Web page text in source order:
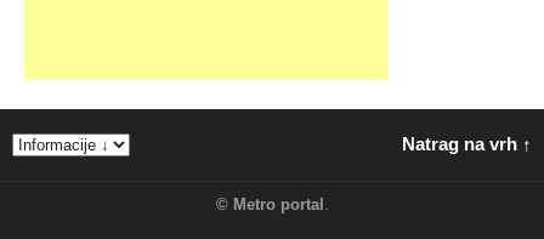
Natrag na vrh ↑
© Metro portal .